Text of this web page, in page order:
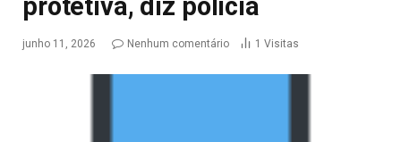
protetiva, diz polícia
junho 11, 2026 Nenhum comentário 1 Visitas